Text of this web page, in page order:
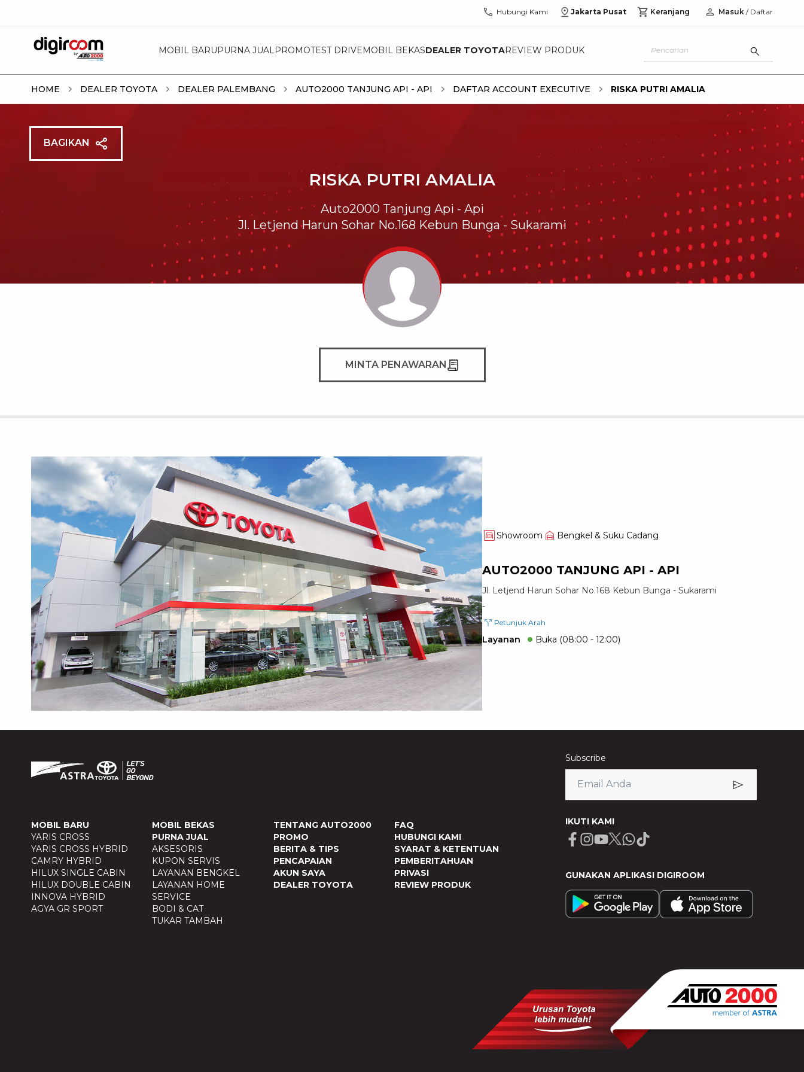
Hubungi Kami Jakarta Pusat Keranjang Masuk / Daftar
MOBIL BARUPURNA JUAL PROMOTEST DRIVEMOBIL BEKASDEALER TOYOTAREVIEW PRODUK
HOME DEALER TOYOTA DEALER PALEMBANG AUTO2000 TANJUNG API - API DAFTAR ACCOUNT EXECUTIVE RISKA PUTRI AMALIA
BAGIKAN
RISKA PUTRI AMALIA
Auto2000 Tanjung Api - Api
Jl. Letjend Harun Sohar No.168 Kebun Bunga - Sukarami
MINTA PENAWARAN
Showroom Bengkel & Suku Cadang
AUTO2000 TANJUNG API - API
Jl. Letjend Harun Sohar No.168 Kebun Bunga - Sukarami
-
Petunjuk Arah
Layanan Buka (08:00 - 12:00)
MOBIL BARU
YARIS CROSS
YARIS CROSS HYBRID
CAMRY HYBRID
HILUX SINGLE CABIN
HILUX DOUBLE CABIN
INNOVA HYBRID
AGYA GR SPORT
MOBIL BEKAS
PURNA JUAL
AKSESORIS
KUPON SERVIS
LAYANAN BENGKEL
LAYANAN HOME
SERVICE
BODI & CAT
TUKAR TAMBAH
TENTANG AUTO2000
PROMO
BERITA & TIPS
PENCAPAIAN
AKUN SAYA
DEALER TOYOTA
FAQ
HUBUNGI KAMI
SYARAT & KETENTUAN
PEMBERITAHUAN
PRIVASI
REVIEW PRODUK
Subscribe
IKUTI KAMI
Facebook
Instagram
Youtube
X Whatsapp
Tiktok
GUNAKAN APLIKASI DIGIROOM